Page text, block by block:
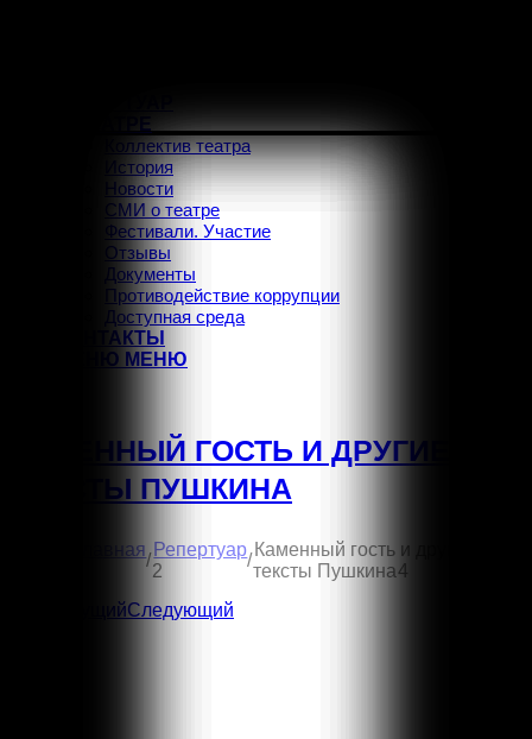
О ТЕАТРЕ
Коллектив театра
История
Новости
СМИ о театре
Фестивали. Участие
Отзывы
Документы
Противодействие коррупции
Доступная среда
КОНТАКТЫ
МЕНЮ МЕНЮ
КАМЕННЫЙ ГОСТЬ И ДРУГИЕ
ТЕКСТЫ ПУШКИНА
Главная
/
Репертуар
2
/
Каменный гость и другие
тексты Пушкина4
ПредыдущийСледующий